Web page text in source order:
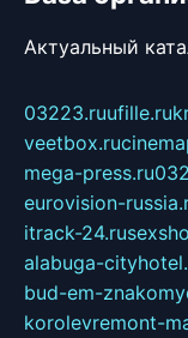
Актуальный
03223.ruufille.ru
veetbox.ru
mega-press.ru
eurovision-
itrack-24.ru
alabuga-
bud-em-
korolevremont-